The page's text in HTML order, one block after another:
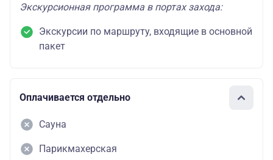
Экскурсионная программа в портах захода:
Экскурсии по маршруту, входящие в основной
пакет
Оплачивается отдельно
Сауна
Парикмахерская